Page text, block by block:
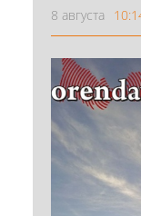
8 августа